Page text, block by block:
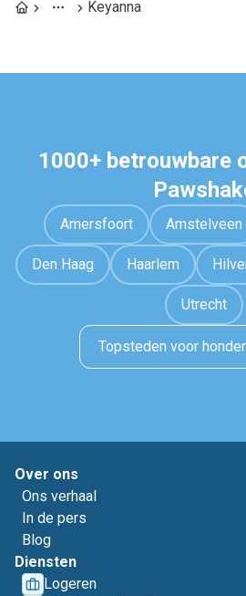
Keyanna
1000+ betrouwbare
Amersfoort Amstelveen
Den Haag Haarlem
Utrecht
Topsteden voor
Over ons
Ons verhaal
In de pers
Blog
Diensten
Logeren